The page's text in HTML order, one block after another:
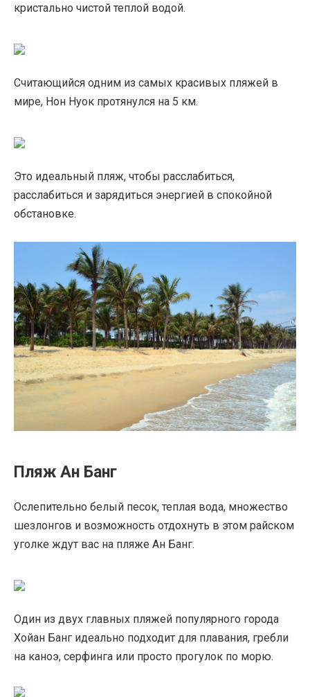
кристально чистой теплой водой.
Считающийся одним из самых красивых пляжей в
мире, Нон Нуок протянулся на 5 км.
Это идеальный пляж, чтобы расслабиться,
расслабиться и зарядиться энергией в спокойной
обстановке.
Пляж Ан Банг
Ослепительно белый песок, теплая вода, множество
шезлонгов и возможность отдохнуть в этом райском
уголке ждут вас на пляже Ан Банг.
Один из двух главных пляжей популярного города
Хойан Банг идеально подходит для плавания, гребли
на каноэ, серфинга или просто прогулок по морю.